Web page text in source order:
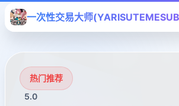
一次性交易大师
热门推荐
5.0